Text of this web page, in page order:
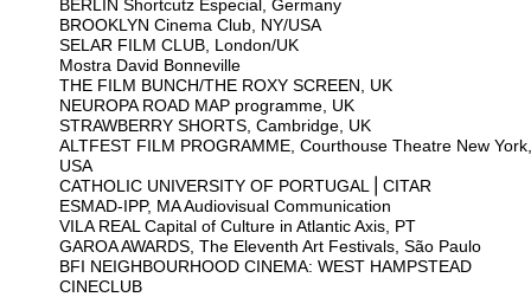
BERLIN Shortcutz Especial, Germany
BROOKLYN Cinema Club, NY/USA
SELAR FILM CLUB, London/UK
Mostra David Bonneville
THE FILM BUNCH/THE ROXY SCREEN, UK
NEUROPA ROAD MAP programme, UK
STRAWBERRY SHORTS, Cambridge, UK
ALTFEST FILM PROGRAMME, Courthouse Theatre New York,
USA
CATHOLIC UNIVERSITY OF PORTUGAL⎪CITAR
ESMAD-IPP, MA Audiovisual Communication
VILA REAL Capital of Culture in Atlantic Axis, PT
GAROA AWARDS, The Eleventh Art Festivals, São Paulo
BFI NEIGHBOURHOOD CINEMA: WEST HAMPSTEAD
CINECLUB